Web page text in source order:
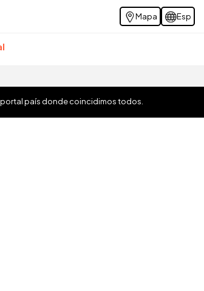
Mapa Esp
portal país donde coincidimos todos.